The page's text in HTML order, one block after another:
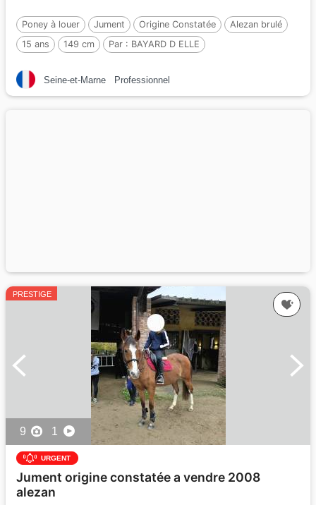
Poney à louer Jument Origine Constatée
Alezan brulé
15 ans
149 cm Par : BAYARD D ELLE
Seine-et-Marne Professionnel
PRESTIGE
9 1
URGENT
Jument origine constatée a vendre 2008
alezan